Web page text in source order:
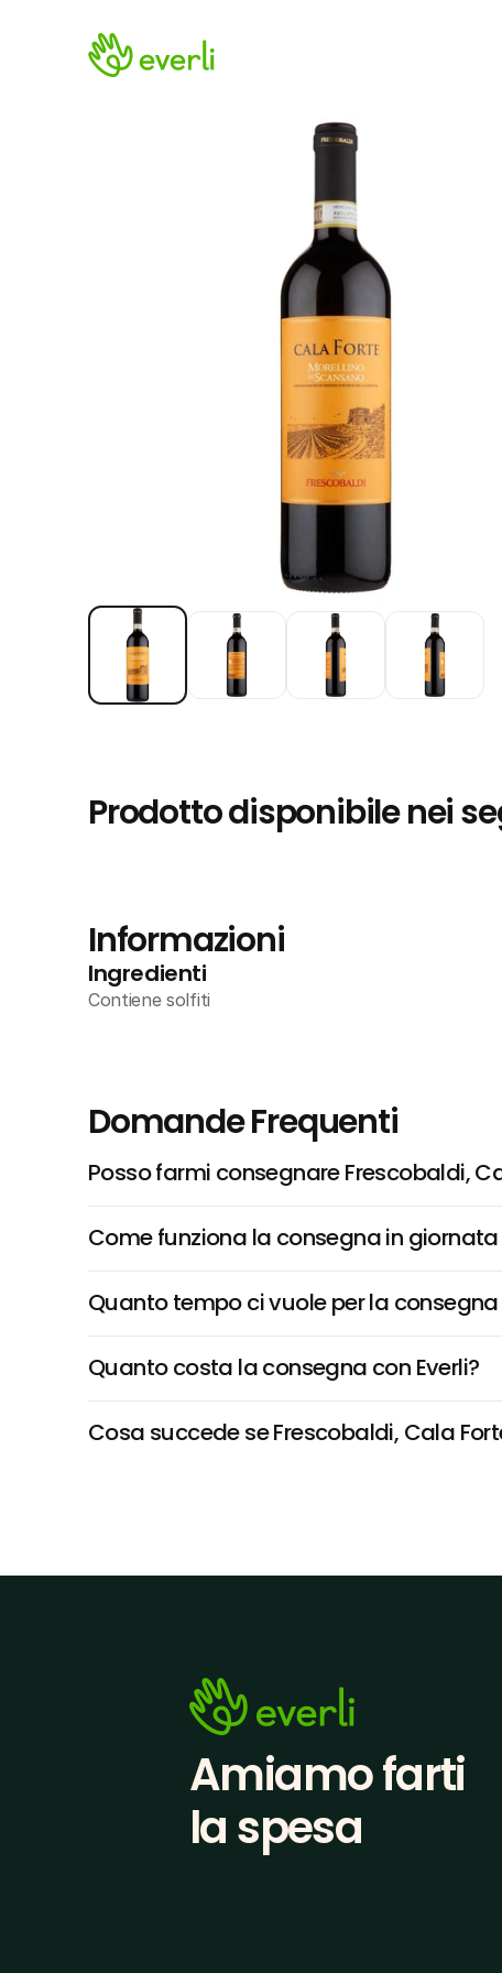
Prodotto disponibile nei
Informazioni
Ingredienti
Contiene solfiti
Domande Frequenti
Posso farmi consegnare Frescobaldi,
Come funziona la consegna in giornata
Quanto tempo ci vuole per la consegna
Quanto costa la consegna con Everli?
Cosa succede se Frescobaldi, Cala
Amiamo farti
la spesa